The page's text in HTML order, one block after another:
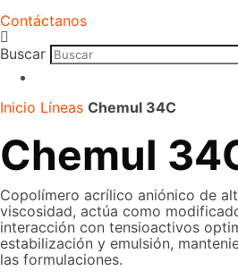
Contáctanos
Buscar
Inicio Líneas Chemul 34C
Chemul
Copolímero acrílico aniónico de
viscosidad, actúa como
interacción con tensioactivos
estabilización y emulsión,
las formulaciones.